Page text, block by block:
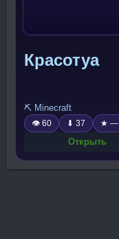
Красотуа
⛏️ Minecraft
👁 60 ⬇ 37 ★ —
Открыть